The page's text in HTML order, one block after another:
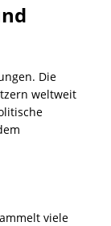
Die
weltweit
viele